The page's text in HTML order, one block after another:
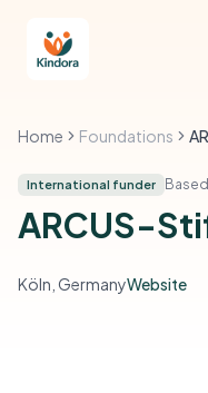
Home Foundations
International funder
ARCUS-
Köln, GermanyWebsite